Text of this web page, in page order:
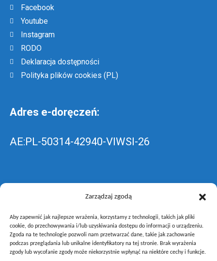
Zarządzaj zgodą
Aby zapewnić jak najlepsze wrażenia, korzystamy z technologii, takich jak pliki
cookie, do przechowywania i/lub uzyskiwania dostępu do informacji o urządzeniu.
Zgoda na te technologie pozwoli nam przetwarzać dane, takie jak zachowanie
podczas przeglądania lub unikalne identyfikatory na tej stronie. Brak wyrażenia
zgody lub wycofanie zgody może niekorzystnie wpłynąć na niektóre cechy i funkcje.
Facebook
Youtube
Instagram
RODO
Deklaracja dostępności
Polityka plików cookies (PL)
Adres e-doręczeń:
AE:PL-50314-42940-VIWSI-26
Skrzynka EPUAP: ZespolLowicz
wyślij pismo ogólne do szkoły –poprzez
gov.pl